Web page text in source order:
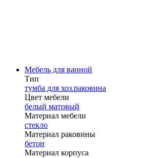
Мебель для ванной
Тип
тумба для хоз.раковина
Цвет мебели
белый матовый
Материал мебели
стекло
Материал раковины
бетон
Материал корпуса